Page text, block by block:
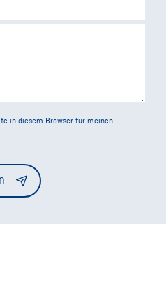
in diesem Browser für meinen